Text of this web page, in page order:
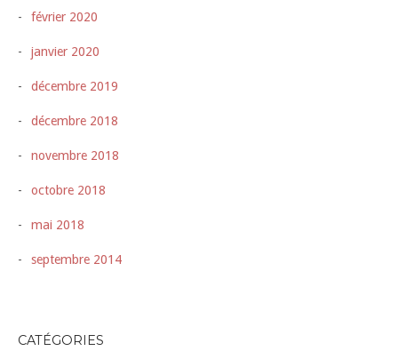
février 2020
janvier 2020
décembre 2019
décembre 2018
novembre 2018
octobre 2018
mai 2018
septembre 2014
CATÉGORIES